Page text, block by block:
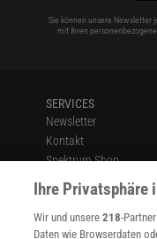
Sie können unsere Newsletter
mit Ihren
SERVICES
Newsletter
Kontakt
Spektrum Shop
Im Handel kaufen
Presse
Verträge kündigen
Ihre Privatsphäre
Wir und unsere218-
Daten wie Browserdaten